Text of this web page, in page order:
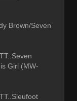
Brown/Seven
Girl (MW-